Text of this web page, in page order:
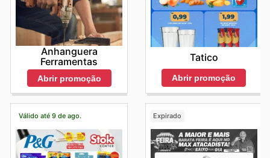
Anhanguera
Ferramentas
Abrir promoção
Tatico
Abrir promoção
Válido até 9 de ago. Expirado